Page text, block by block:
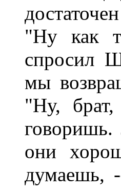
"Ну как
спросил
мы
"Ну,
они
думаешь,